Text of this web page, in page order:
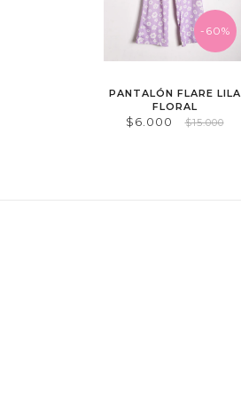
-60%
PANTALÓN FLARE LILA
FLORAL
$6.000 $15.000